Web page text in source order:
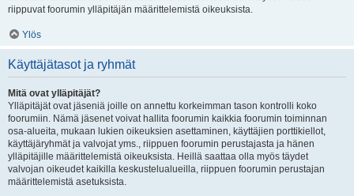
riippuvat foorumin ylläpitäjän määrittelemistä oikeuksista.
Ylös
Käyttäjätasot ja ryhmät
Mitä ovat ylläpitäjät?
Ylläpitäjät ovat jäseniä joille on annettu korkeimman tason kontrolli koko
foorumiin. Nämä jäsenet voivat hallita foorumin kaikkia foorumin toiminnan
osa-alueita, mukaan lukien oikeuksien asettaminen, käyttäjien porttikiellot,
käyttäjäryhmät ja valvojat yms., riippuen foorumin perustajasta ja hänen
ylläpitäjille määrittelemistä oikeuksista. Heillä saattaa olla myös täydet
valvojan oikeudet kaikilla keskustelualueilla, riippuen foorumin perustajan
määrittelemistä asetuksista.